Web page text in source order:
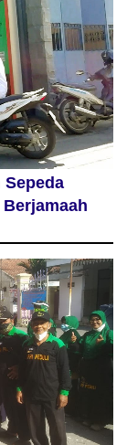
Sepeda